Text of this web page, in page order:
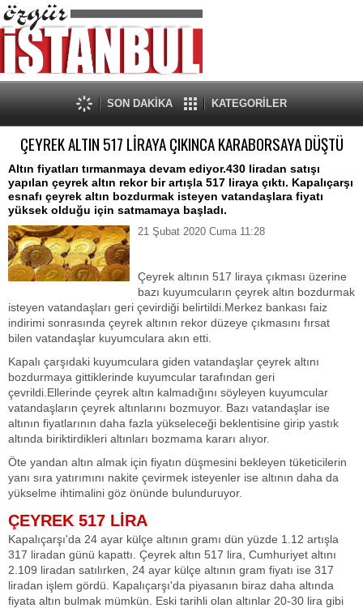
SON DAKİKA KATEGORİLER
ÇEYREK ALTIN 517 LİRAYA ÇIKINCA KARABORSAYA DÜŞTÜ
Altın fiyatları tırmanmaya devam ediyor.430 liradan satışı
yapılan çeyrek altın rekor bir artışla 517 liraya çıktı. Kapalıçarşı
esnafı çeyrek altın bozdurmak isteyen vatandaşlara fiyatı
yüksek olduğu için satmamaya başladı.
21 Şubat 2020 Cuma 11:28
Çeyrek altının 517 liraya çıkması üzerine
bazı kuyumcuların çeyrek altın bozdurmak
isteyen vatandaşları geri çevirdiği belirtildi.Merkez bankası faiz
indirimi sonrasında çeyrek altının rekor düzeye çıkmasını fırsat
bilen vatandaşlar kuyumculara akın etti.
Kapalı çarşıdaki kuyumculara giden vatandaşlar çeyrek altını
bozdurmaya gittiklerinde kuyumcular tarafından geri
çevrildi.Ellerinde çeyrek altın kalmadığını söyleyen kuyumcular
vatandaşların çeyrek altınlarını bozmuyor. Bazı vatandaşlar ise
altının fiyatlarının daha fazla yükseleceği beklentisine girip yastık
altında biriktirdikleri altınları bozmama kararı alıyor.
Öte yandan altın almak için fiyatın düşmesini bekleyen tüketicilerin
yanı sıra yatırımını nakite çevirmek isteyenler ise altının daha da
yükselme ihtimalini göz önünde bulunduruyor.
ÇEYREK 517 LİRA
Kapalıçarşı'da 24 ayar külçe altının gramı dün yüzde 1.12 artışla
317 liradan günü kapattı. Çeyrek altın 517 lira, Cumhuriyet altını
2.109 liradan satılırken, 24 ayar külçe altının gram fiyatı ise 317
liradan işlem gördü. Kapalıçarşı'da piyasanın biraz daha altında
fiyata altın bulmak mümkün. Eski tarihli olan altınlar 20-30 lira gibi